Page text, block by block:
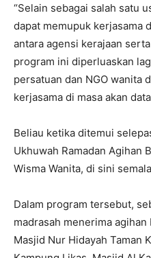
“Selain sebagai salah satu
dapat memupuk kerjasama
antara agensi kerajaan
program ini diperluaskan
persatuan dan NGO wanita
kerjasama di masa akan
Beliau ketika ditemui
Ukhuwah Ramadan Agihan
Wisma Wanita, di sini
Dalam program tersebut,
madrasah menerima
Masjid Nur Hidayah Taman